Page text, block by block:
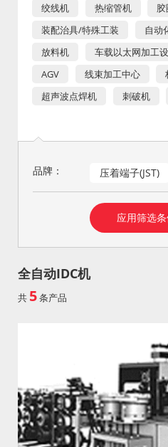
绞线机
热缩管机
装配治具/特殊工装
自动
放料机
车载以太网加工
AGV
线束加工中心
超声波点焊机
刺破机
品牌： 压着端子(JST)
全自动IDC机
共 5条产品